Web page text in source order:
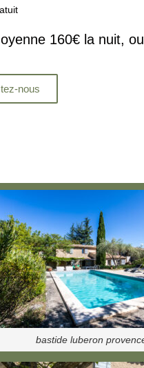
160€ la nuit,
nous
bastide luberon